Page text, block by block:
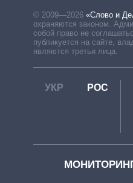
© 2009—2026 «Слово и
охраняются законом.
собой право не
публикуется на сайте,
являются третьи лица.
УКР РОС